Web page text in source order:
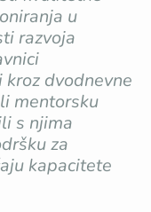
u
razvoja
dvodnevne
mentorsku
s njima
za
kapacitete